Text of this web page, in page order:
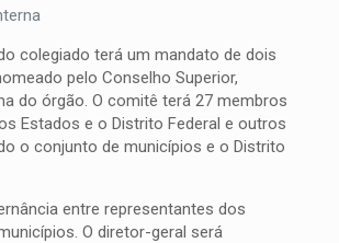
colegiado terá um mandato de dois
pelo Conselho Superior,
do órgão. O comitê terá 27 membros
Estados e o Distrito Federal e outros
o conjunto de municípios e o Distrito
entre representantes dos
O diretor-geral será